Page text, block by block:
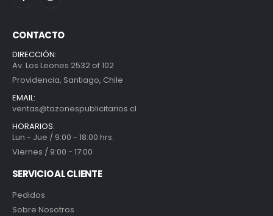
CONTACTO
DIRECCIÓN:
Av. Los Leones 2532 of 102
Providencia, Santiago, Chile
EMAIL:
ventas@tazonespublicitarios.cl
HORARIOS:
Lun - Jue / 9:00 - 18:00 hrs.
Viernes / 9:00 - 17:00
SERVICIO AL CLIENTE
Pedidos
Sobre Nosotros